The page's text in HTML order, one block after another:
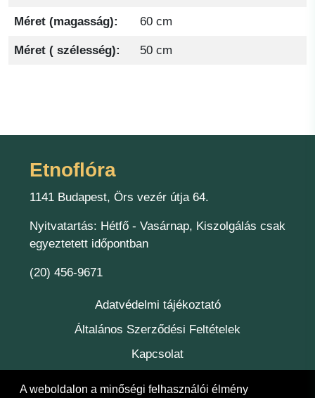
Méret (magasság): 60 cm
Méret ( szélesség): 50 cm
Etnoflóra
1141 Budapest, Örs vezér útja 64.
Nyitvatartás: Hétfő - Vasárnap, Kiszolgálás csak
egyeztetett időpontban
(20) 456-9671
Adatvédelmi tájékoztató
Általános Szerződési Feltételek
Kapcsolat
A weboldalon a minőségi felhasználói élmény